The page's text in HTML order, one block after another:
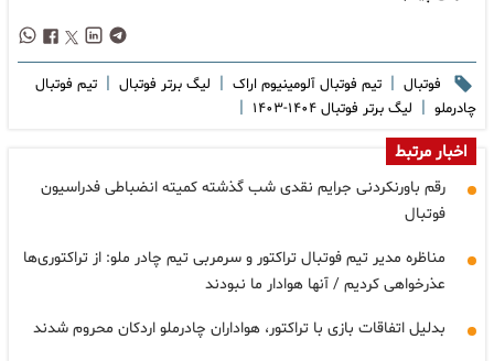
فوتبال | تیم فوتبال آلومینیوم اراک | لیگ برتر فوتبال | تیم فوتبال
چادرملو | لیگ برتر فوتبال ۱۴۰۴-۱۴۰۳ |
اخبار مرتبط
رقم باورنکردنی جرایم نقدی شب گذشته کمیته انضباطی فدراسیون
فوتبال
مناظره مدیر تیم فوتبال تراکتور و سرمربی تیم چادر ملو: از تراکتوری‌ها
عذرخواهی کردیم / آنها هوادار ما نبودند
بدلیل اتفاقات بازی با تراکتور، هواداران چادرملو اردکان محروم شدند